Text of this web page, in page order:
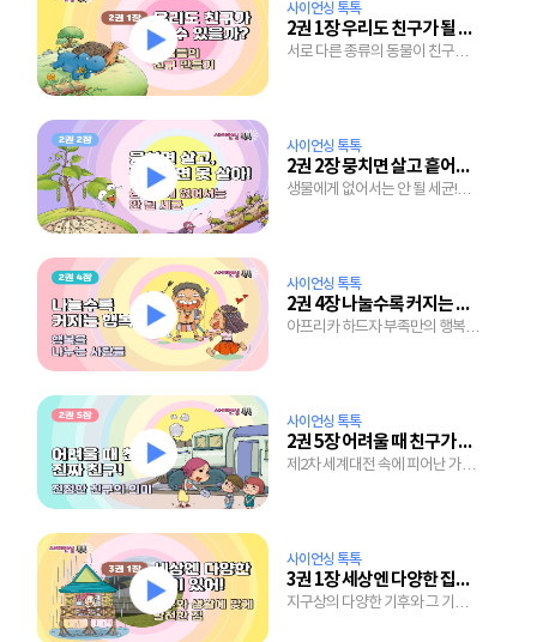
사이언싱 톡톡
2권 1장 우리도 친구가 될 수 있을까?
서로 다른 종류의 동물이 친구가
사이언싱 톡톡
2권 2장 뭉치면 살고 흩어지면 못 살아!
생물에게 없어서는 안 될 세균!
사이언싱 톡톡
2권 4장 나눌수록 커지는 행복
아프리카 하드자 부족만의 행복
사이언싱 톡톡
2권 5장 어려울 때 친구가 진짜 친구!
제2차 세계대전 속에 피어난 가슴
사이언싱 톡톡
3권 1장 세상엔 다양한 집이 있어!
지구상의 다양한 기후와 그 기후에